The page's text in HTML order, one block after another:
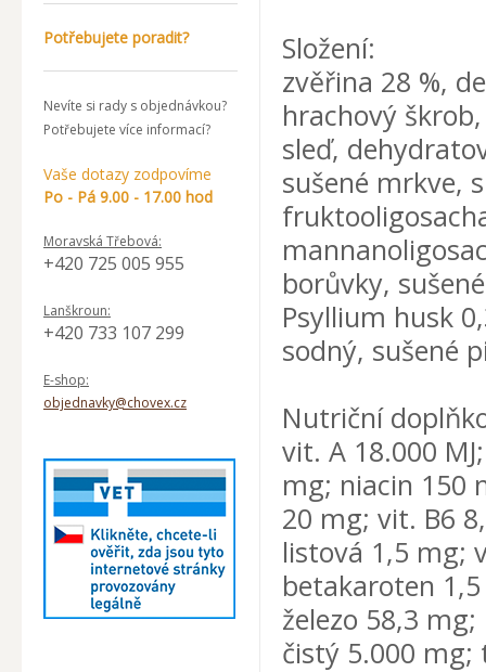
Potřebujete poradit?
Nevíte si rady s objednávkou?
Potřebujete více informací?
Vaše dotazy zodpovíme
Po - Pá 9.00 - 17.00 hod
Moravská Třebová:
+420 725 005 955
Lanškroun:
+420 733 107 299
E-shop:
objednavky@chovex.cz
Složení:
zvěřina 28 %,
hrachový
sleď,
sušené mrkve,
borůvky,
Psyllium husk
sodný, sušené
Nutriční
vit. A 18.000
mg; niacin 150
20 mg; vit. B6
listová 1,5 mg;
betakaroten
železo 58,3
čistý 5.000